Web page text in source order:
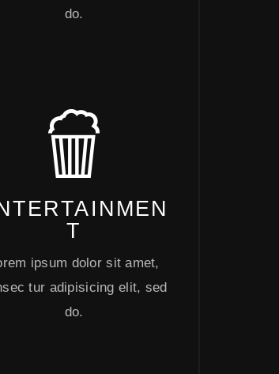
do.
T
ipsum dolor sit amet,
tur adipisicing elit, sed
do.